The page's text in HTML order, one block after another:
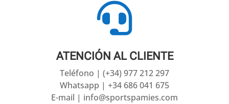

ATENCIÓN AL CLIENTE
Teléfono | (+34) 977 212 297
Whatsapp | +34 686 041 675
E-mail | info@sportspamies.com